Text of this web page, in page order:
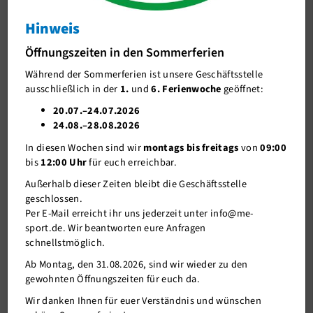
specials
CHILL-Gong
29.03.2018
J-Team
Stellenangebote
Förderverein me-sport e.V.
Mitgliederservice
Verantwortung
Hinweis
Öffnungszeiten in den Sommerferien
Während der Sommerferien ist unsere Geschäftsstelle
ausschließlich in der 1. und6. Ferienwochegeöffnet:
20.07.–24.07.2026
24.08.–28.08.2026
In diesen Wochen sind wirmontags bis freitagsvon09:00
bis12:00 Uhrfür euch erreichbar.
Außerhalb dieser Zeiten bleibt die Geschäftsstelle
geschlossen.
Per E-Mail erreicht ihr uns jederzeit unter info@me-
sport.de. Wir beantworten eure Anfragen
schnellstmöglich.
Ab Montag, den 31.08.2026, sind wir wieder zu den
gewohnten Öffnungszeiten für euch da.
Wir danken Ihnen für euer Verständnis und wünschen